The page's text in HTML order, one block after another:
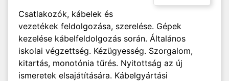
Csatlakozók, kábelek és
vezetékek feldolgozása, szerelése. Gépek
kezelése kábelfeldolgozás során. Általános
iskolai végzettség. Kézügyesség. Szorgalom,
kitartás, monotónia tűrés. Nyitottság az új
ismeretek elsajátítására. Kábelgyártási